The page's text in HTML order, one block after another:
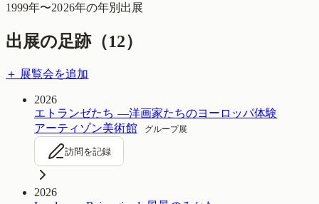
1999年〜2026年の年別出展
出展の足跡（12）
＋ 展覧会を追加
2026
エトランゼたち —洋画家たちのヨーロッパ体験
アーティゾン美術館
グループ展
訪問を記録
2026